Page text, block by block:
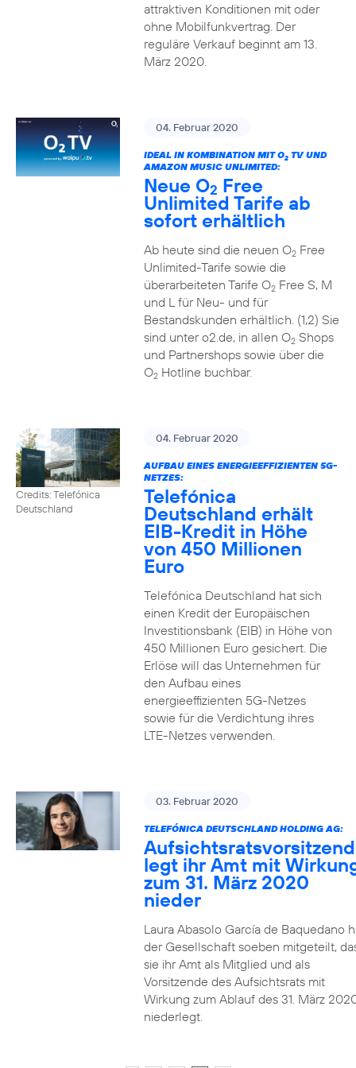
attraktiven Konditionen mit oder
ohne Mobilfunkvertrag. Der
reguläre Verkauf beginnt am 13.
März 2020.
04. Februar 2020
IDEAL IN KOMBINATION MIT O2TV UND
AMAZON MUSIC UNLIMITED:
Neue O2 Free
Unlimited Tarife ab
sofort erhältlich
Ab heute sind die neuen O2Free
Unlimited-Tarife sowie die
überarbeiteten Tarife O2Free S, M
und L für Neu- und für
Bestandskunden erhältlich. (1,2) Sie
sind unter o2.de, in allen O2Shops
und Partnershops sowie über die
O2Hotline buchbar.
Credits: Telefónica
Deutschland
04. Februar 2020
AUFBAU EINES ENERGIEEFFIZIENTEN 5G-
NETZES:
Telefónica
Deutschland erhält
EIB-Kredit in Höhe
von 450 Millionen
Euro
Telefónica Deutschland hat sich
einen Kredit der Europäischen
Investitionsbank (EIB) in Höhe von
450 Millionen Euro gesichert. Die
Erlöse will das Unternehmen für
den Aufbau eines
energieeffizienten 5G-Netzes
sowie für die Verdichtung ihres
LTE-Netzes verwenden.
03. Februar 2020
TELEFÓNICA DEUTSCHLAND HOLDING AG:
legt ihr Amt mit
zum 31. März 2020
nieder
Laura Abasolo García de Baquedano
der Gesellschaft soeben mitgeteilt,
sie ihr Amt als Mitglied und als
Vorsitzende des Aufsichtsrats mit
Wirkung zum Ablauf des 31. März
niederlegt.